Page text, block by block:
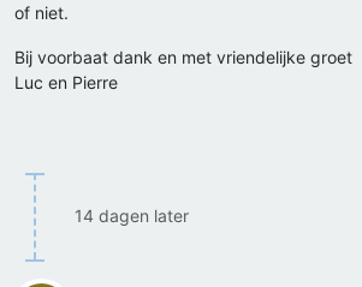
of niet.
Bij voorbaat dank en met vriendelijke groet
Luc en Pierre
14 dagen later